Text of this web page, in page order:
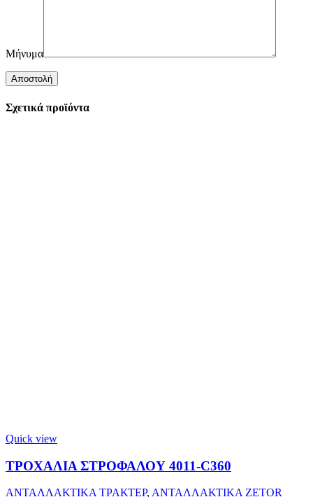
Μήνυμα
Σχετικά προϊόντα
Quick view
ΤΡΟΧΑΛΙΑ ΣΤΡΟΦΑΛΟΥ 4011-C360
ΑΝΤΑΛΛΑΚΤΙΚΑ ΤΡΑΚΤΕΡ, ΑΝΤΑΛΛΑΚΤΙΚΑ ZETOR